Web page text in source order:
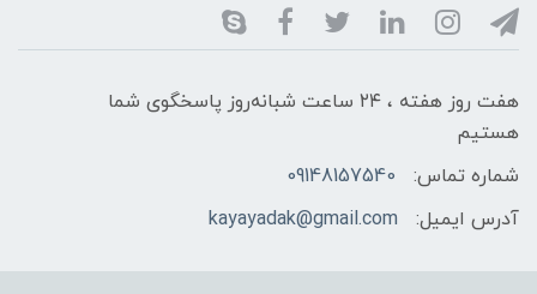
هفت روز هفته ، ۲۴ ساعت شبانه‌روز پاسخگوی شما
هستیم
شماره تماس:
09148157540
آدرس ایمیل:
kayayadak@gmail.com